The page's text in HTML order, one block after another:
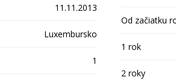
11.11.2013
Luxembursko
1
Od začiatku
1 rok
2 roky